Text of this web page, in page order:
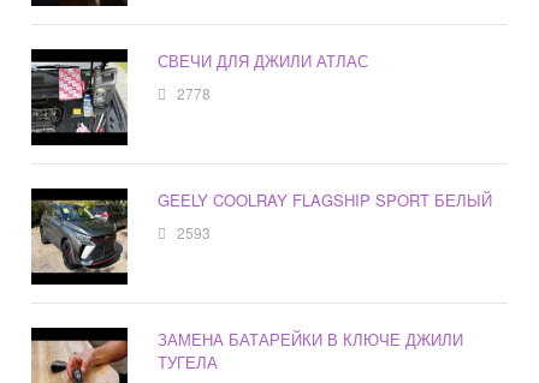
СВЕЧИ ДЛЯ ДЖИЛИ АТЛАС
2778
GEELY COOLRAY FLAGSHIP SPORT БЕЛЫЙ
2593
ЗАМЕНА БАТАРЕЙКИ В КЛЮЧЕ ДЖИЛИ
ТУГЕЛА